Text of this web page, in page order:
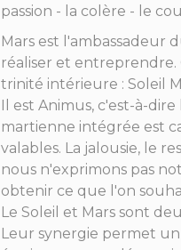
passion - la colère - le
Mars est l'ambassadeur
réaliser et
trinité intérieure : Soleil
Il est Animus, c'est-à-
martienne intégrée est
valables. La jalousie, le
nous n'exprimons pas
obtenir ce que l'on
Le Soleil et Mars sont
Leur synergie permet